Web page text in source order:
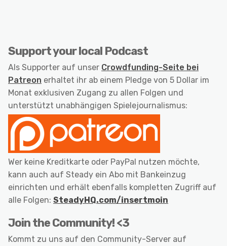
Support your local Podcast
Als Supporter auf unser Crowdfunding-Seite bei
Patreon erhaltet ihr ab einem Pledge von 5 Dollar im
Monat exklusiven Zugang zu allen Folgen und
unterstützt unabhängigen Spielejournalismus:
Wer keine Kreditkarte oder PayPal nutzen möchte,
kann auch auf Steady ein Abo mit Bankeinzug
einrichten und erhält ebenfalls kompletten Zugriff auf
alle Folgen: SteadyHQ.com/insertmoin
Join the Community! <3
Kommt zu uns auf den Community-Server auf